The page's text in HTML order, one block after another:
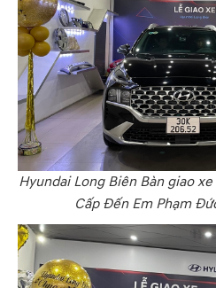
Hyundai Long Biên Bàn giao
Cấp Đến Em Phạm